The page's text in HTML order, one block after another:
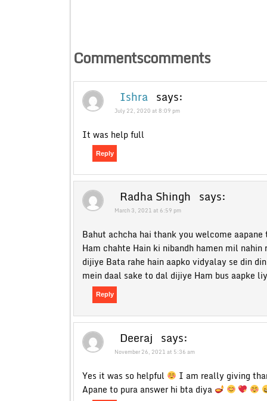
Commentscomments
Ishra says:
July 22, 2020 at 8:09 pm
It was help full
Reply
Radha Shingh says:
March 3, 2021 at 6:59 pm
Bahut achcha hai thank you welcome
Ham chahte Hain ki nibandh hamen mil
dijiye Bata rahe hain aapko vidyalay se din
mein daal sake to dal dijiye Ham bus aapke
Reply
Deeraj says:
November 26, 2021 at 5:36 am
Yes it was so helpful
I am really giving
Apane to pura answer hi bta diya